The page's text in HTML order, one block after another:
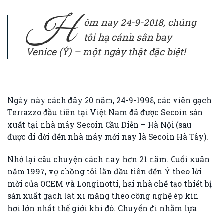
H
ôm nay 24-9-2018, chúng
tôi hạ cánh sân bay
Venice (Ý) – một ngày thật đặc biệt!
Ngày này cách đây 20 năm, 24-9-1998, các viên gạch
Terrazzo đầu tiên tại Việt Nam đã được Secoin sản
xuất tại nhà máy Secoin Cầu Diễn – Hà Nội (sau
được di dời đến nhà máy mới nay là Secoin Hà Tây).
Nhớ lại câu chuyện cách nay hơn 21 năm. Cuối xuân
năm 1997, vợ chồng tôi lần đầu tiên đến Ý theo lời
mời của OCEM và Longinotti, hai nhà chế tạo thiết bị
sản xuất gạch lát xi măng theo công nghệ ép kín
hơi lớn nhất thế giới khi đó. Chuyến đi nhằm lựa